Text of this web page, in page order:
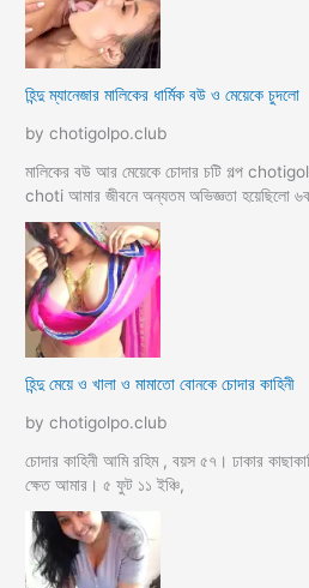
হিন্দু ম্যানেজার মালিকের ধার্মিক বউ ও মেয়েকে চুদলো
by chotigolpo.club
মালিকের বউ আর মেয়েকে চোদার চটি গল্প
choti আমার জীবনে অন্যতম অভিজ্ঞতা হয়েছিলো
হিন্দু মেয়ে ও খালা ও মামাতো বোনকে চোদার কাহিনী
by chotigolpo.club
চোদার কাহিনী আমি রহিম , বয়স ৫৭। ঢাকার
ক্ষেত আমার। ৫ ফুট ১১ ইঞ্চি,